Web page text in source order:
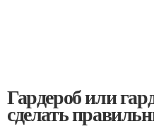
Гардероб или
сделать